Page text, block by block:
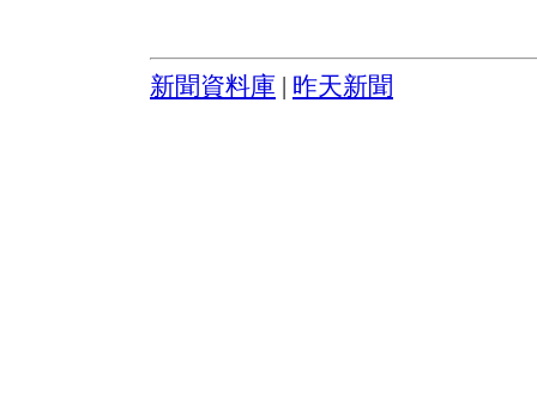
新聞資料庫 昨天新聞